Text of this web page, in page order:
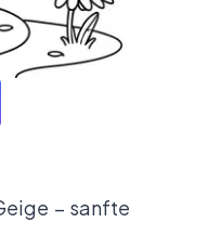
– sanfte